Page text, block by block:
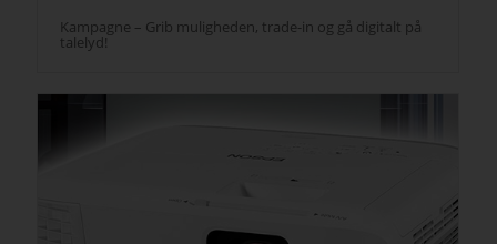
Kampagne – Grib muligheden, trade-in og gå digitalt på
talelyd!